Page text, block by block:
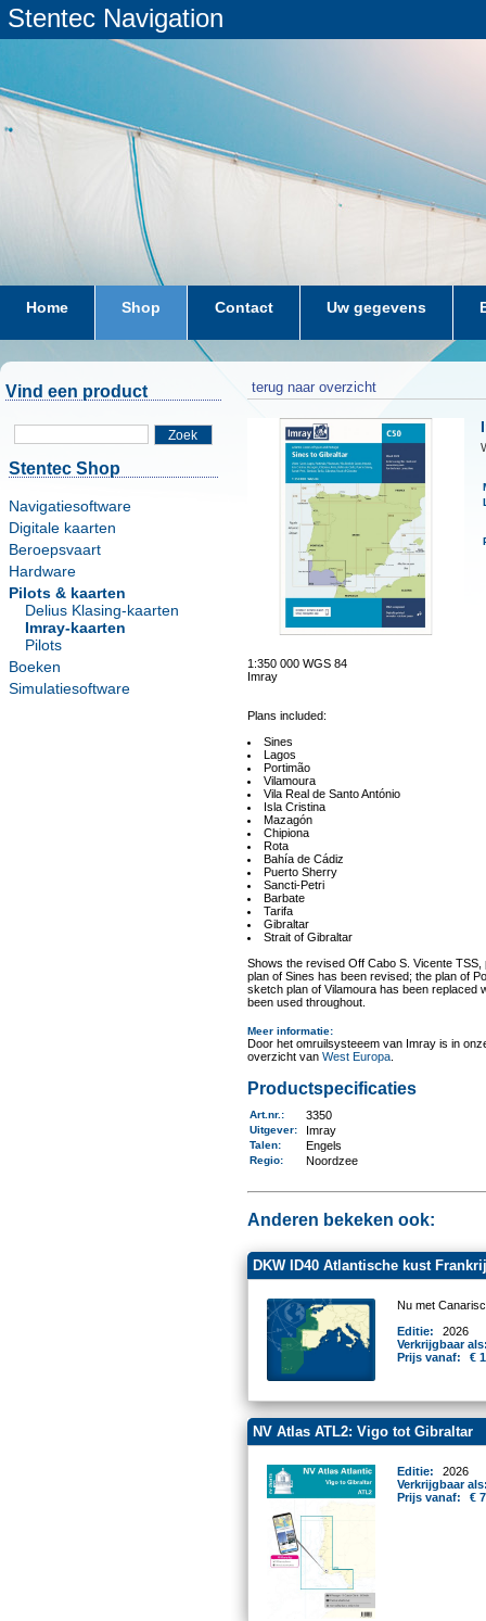
Stentec Navigation
Home Shop Contact Uw gegevens
Vind een product
Zoek
Stentec Shop
Navigatiesoftware
Digitale kaarten
Beroepsvaart
Hardware
Pilots & kaarten
Delius Klasing-kaarten
Imray-kaarten
Pilots
Boeken
Simulatiesoftware
terug naar overzicht
1:350 000 WGS 84
Imray
Plans included:
Sines
Lagos
Portimão
Vilamoura
Vila Real de Santo António
Isla Cristina
Mazagón
Chipiona
Rota
Bahía de Cádiz
Puerto Sherry
Sancti-Petri
Barbate
Tarifa
Gibraltar
Strait of Gibraltar
Shows the revised Off Cabo S. Vicente
plan of Sines has been revised; the plan of
sketch plan of Vilamoura has been replaced
been used throughout.
Meer informatie:
Door het omruilsysteeem van Imray is in
overzicht van West Europa.
Productspecificaties
Art.nr. : 3350
Uitgever: Imray
Talen: Engels
Regio: Noordzee
Anderen bekeken ook:
DKW ID40 Atlantische kust
Nu met
Editie:
2026
Verkrijgbaar
Prijs vanaf:
€
NV Atlas ATL2: Vigo tot Gibraltar
Editie:
2026
Verkrijgbaar
Prijs vanaf:
€